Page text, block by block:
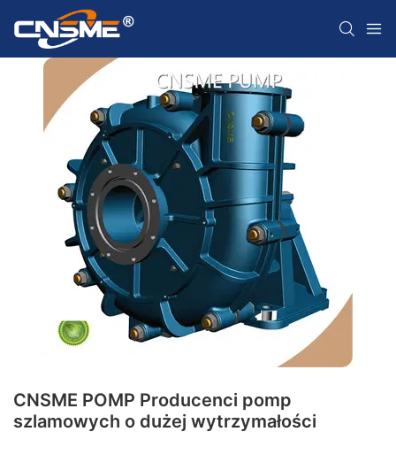
CNSME POMP Producenci pomp
szlamowych o dużej wytrzymałości